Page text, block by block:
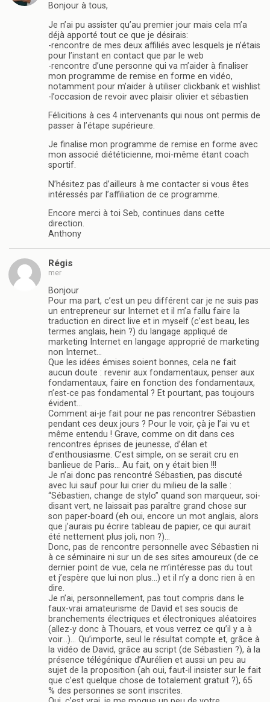
Bonjour à tous,
Je n’ai pu assister qu’au premier jour mais cela m’a
déjà apporté tout ce que je désirais:
-rencontre de mes deux affiliés avec lesquels je n’étais
pour l’instant en contact que par le web
-rencontre d’une personne qui va m’aider à finaliser
mon programme de remise en forme en vidéo,
notamment pour m’aider à utiliser clickbank et wishlist
-l’occasion de revoir avec plaisir olivier et sébastien
Félicitions à ces 4 intervenants qui nous ont permis de
passer à l’étape supérieure.
Je finalise mon programme de remise en forme avec
mon associé diététicienne, moi-même étant coach
sportif.
N’hésitez pas d’ailleurs à me contacter si vous êtes
intéressés par l’affiliation de ce programme.
Encore merci à toi Seb, continues dans cette
direction.
Anthony
Régis
mer
Bonjour
Pour ma part, c’est un peu différent car je ne suis pas
un entrepreneur sur Internet et il m’a fallu faire la
traduction en direct live et in myself (c’est beau, les
termes anglais, hein ?) du langage appliqué de
marketing Internet en langage approprié de marketing
non Internet…
Que les idées émises soient bonnes, cela ne fait
aucun doute : revenir aux fondamentaux, penser aux
fondamentaux, faire en fonction des fondamentaux,
n’est-ce pas fondamental ? Et pourtant, pas toujours
évident…
Comment ai-je fait pour ne pas rencontrer Sébastien
pendant ces deux jours ? Pour le voir, çà je l’ai vu et
même entendu ! Grave, comme on dit dans ces
rencontres éprises de jeunesse, d’élan et
d’enthousiasme. C’est simple, on se serait cru en
banlieue de Paris… Au fait, on y était bien !!!
Je n’ai donc pas rencontré Sébastien, pas discuté
avec lui sauf pour lui crier du milieu de la salle :
“Sébastien, change de stylo” quand son marqueur, soi-
disant vert, ne laissait pas paraître grand chose sur
son paper-board (eh oui, encore un mot anglais, alors
que j’aurais pu écrire tableau de papier, ce qui aurait
été nettement plus joli, non ?)…
Donc, pas de rencontre personnelle avec Sébastien ni
à ce séminaire ni sur un de ses sites amoureux (de ce
dernier point de vue, cela ne m’intéresse pas du tout
et j’espère que lui non plus…) et il n’y a donc rien à en
dire.
Je n’ai, personnellement, pas tout compris dans le
faux-vrai amateurisme de David et ses soucis de
branchements électriques et électroniques aléatoires
(allez-y donc à Thouars, et vous verrez ce qu’il y a à
voir…)… Qu’importe, seul le résultat compte et, grâce à
la vidéo de David, grâce au script (de Sébastien ?), à la
présence télégénique d’Aurélien et aussi un peu au
sujet de la proposition (ah oui, faut-il insister sur le fait
que c’est quelque chose de totalement gratuit ?), 65
% des personnes se sont inscrites.